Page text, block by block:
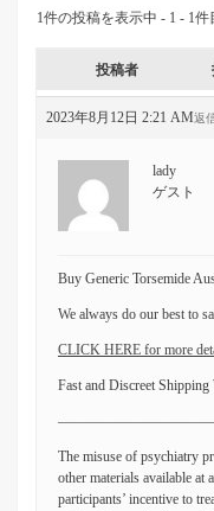
1件の投稿を表示中 - 1 - 1
投稿者
2023年8月12日 2:21 AM返
lady
ゲスト
Buy Generic Torsemide
We always do our best to
CLICK HERE for more
Fast and Discreet
The misuse of psychiatry
other materials available at
participants’ incentive to